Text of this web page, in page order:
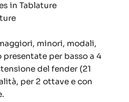
in Tablature
minori, modali,
per basso a 4
del fender (21
per 2 ottave e con